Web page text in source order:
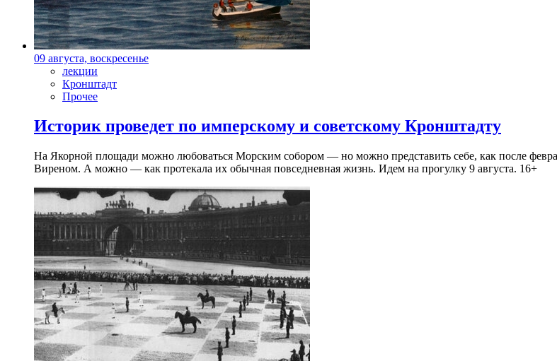
09 августа, воскресенье
лекции
Кронштадт
Прочее
Историк проведет по имперскому и советскому Кронштадту
На Якорной площади можно любоваться Морским собором — но можно представить себе, как после
Виреном. А можно — как протекала их обычная повседневная жизнь. Идем на прогулку 9 августа. 16+